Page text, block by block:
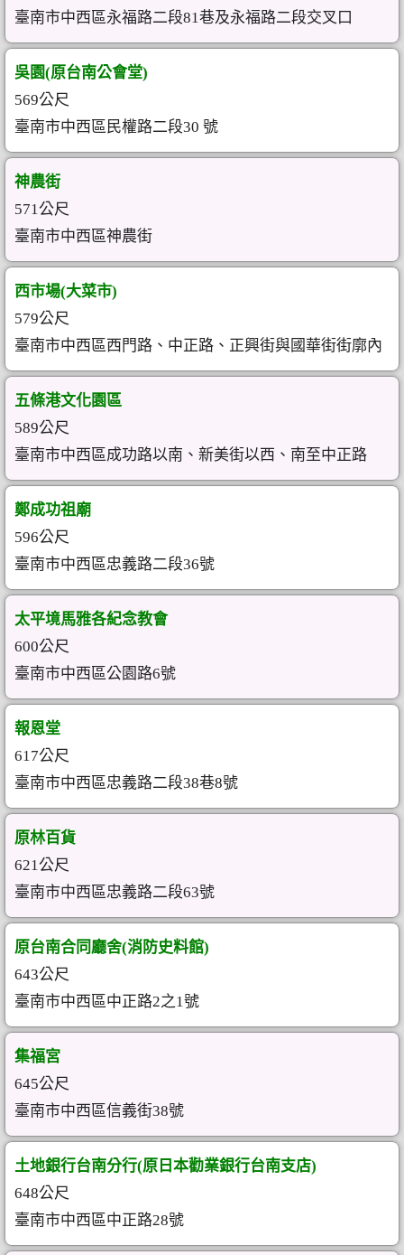
臺南市中西區永福路二段81巷及永福路二段交叉口
吳園(原台南公會堂)
569公尺
臺南市中西區民權路二段30 號
神農街
571公尺
臺南市中西區神農街
西市場(大菜市)
579公尺
臺南市中西區西門路、中正路、正興街與國華街街廓內
五條港文化園區
589公尺
臺南市中西區成功路以南、新美街以西、南至中正路
鄭成功祖廟
596公尺
臺南市中西區忠義路二段36號
太平境馬雅各紀念教會
600公尺
臺南市中西區公園路6號
報恩堂
617公尺
臺南市中西區忠義路二段38巷8號
原林百貨
621公尺
臺南市中西區忠義路二段63號
原台南合同廳舍(消防史料館)
643公尺
臺南市中西區中正路2之1號
集福宮
645公尺
臺南市中西區信義街38號
土地銀行台南分行(原日本勸業銀行台南支店)
648公尺
臺南市中西區中正路28號